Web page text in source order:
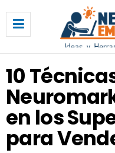
T
é
n
i
c
a
s
d
10
en los
para